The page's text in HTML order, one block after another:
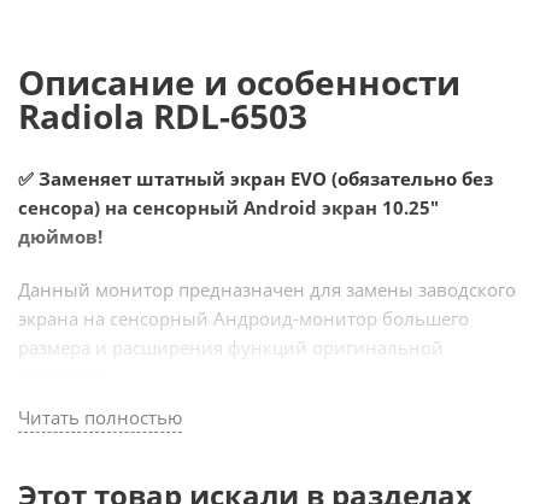
Описание и особенности
Radiola RDL-6503
✅ Заменяет штатный экран EVO (обязательно без
сенсора) на сенсорный Android экран 10.25"
дюймов!
Данный монитор предназначен для замены заводского
экрана на сенсорный Андроид-монитор большего
размера и расширения функций оригинальной
После установки Вы получаете мультимедийный
развлекательный комплекс с выходом в интернет и
Навигатор, Онлайн-ТВ и прочее). Кроме
Читать полностью
Этот товар искали в разделах